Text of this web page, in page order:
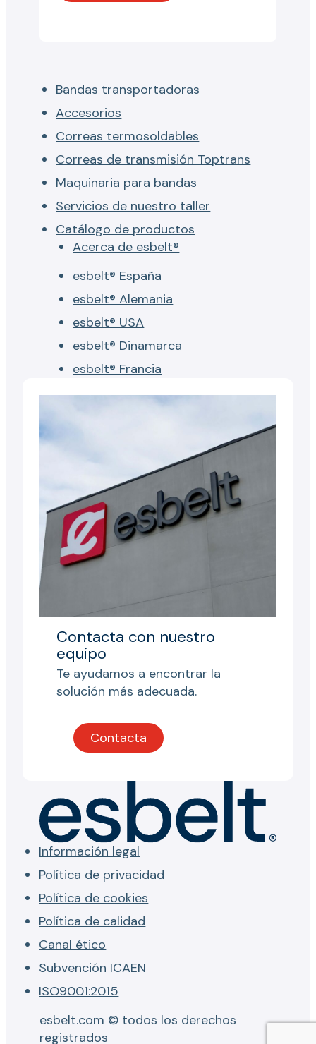
Bandas transportadoras
Accesorios
Correas termosoldables
Correas de transmisión Toptrans
Maquinaria para bandas
Servicios de nuestro taller
Catálogo de productos
Acerca de esbelt®
esbelt® España
esbelt® Alemania
esbelt® USA
esbelt® Dinamarca
esbelt® Francia
Contacta con nuestro
equipo
Te ayudamos a encontrar la
solución más adecuada.
Contacta
Información legal
Política de privacidad
Política de cookies
Política de calidad
Canal ético
Subvención ICAEN
ISO9001:2015
esbelt.com © todos los derechos
registrados